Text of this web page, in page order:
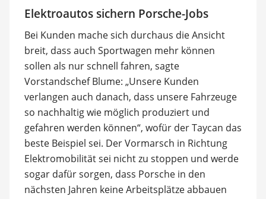
Elektroautos sichern Porsche-Jobs
Bei Kunden mache sich durchaus die Ansicht
breit, dass auch Sportwagen mehr können
sollen als nur schnell fahren, sagte
Vorstandschef Blume: „Unsere Kunden
verlangen auch danach, dass unsere Fahrzeuge
so nachhaltig wie möglich produziert und
gefahren werden können“, wofür der Taycan das
beste Beispiel sei. Der Vormarsch in Richtung
Elektromobilität sei nicht zu stoppen und werde
sogar dafür sorgen, dass Porsche in den
nächsten Jahren keine Arbeitsplätze abbauen